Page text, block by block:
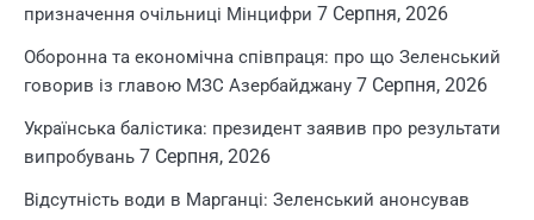
призначення очільниці Мінцифри 7 Серпня, 2026
Оборонна та економічна співпраця: про що Зеленський
говорив із главою МЗС Азербайджану 7 Серпня, 2026
Українська балістика: президент заявив про результати
випробувань 7 Серпня, 2026
Відсутність води в Марганці: Зеленський анонсував